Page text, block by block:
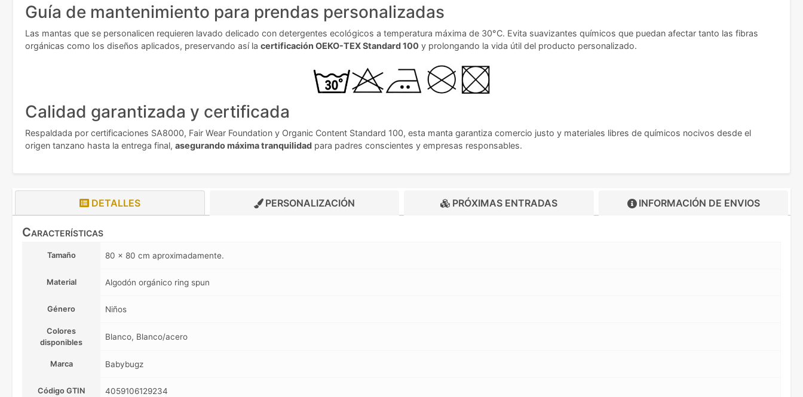
Guía de mantenimiento para prendas personalizadas
Las mantas que se personalicen requieren lavado delicado con detergentes ecológicos a temperatura máxima de 30°C. Evita suavizantes químicos que puedan afectar tanto las fibras
orgánicas como los diseños aplicados, preservando así la certificación OEKO-TEX Standard 100 y prolongando la vida útil del producto personalizado.
Calidad garantizada y certificada
Respaldada por certificaciones SA8000, Fair Wear Foundation y Organic Content Standard 100, esta manta garantiza comercio justo y materiales libres de químicos nocivos desde el
origen tanzano hasta la entrega final, asegurando máxima tranquilidad para padres conscientes y empresas responsables.
DETALLES PERSONALIZACIÓN PRÓXIMAS ENTRADAS INFORMACIÓN DE ENVIOS
Características
Tamaño 80 x 80 cm aproximadamente.
Material Algodón orgánico ring spun
Género Niños
Colores
disponibles
Blanco, Blanco/acero
Marca Babybugz
Código GTIN 4059106129234